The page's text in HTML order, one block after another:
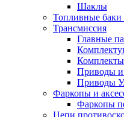
Шаклы
Топливные баки
Трансмиссия
Главные
Приводы
Приводы
Фаркопы и
Фаркопы
Цепи